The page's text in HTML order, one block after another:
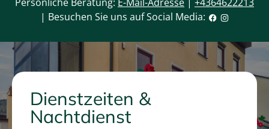
| Besuchen Sie uns auf Social Media:
Dienstzeiten &
Nachtdienst